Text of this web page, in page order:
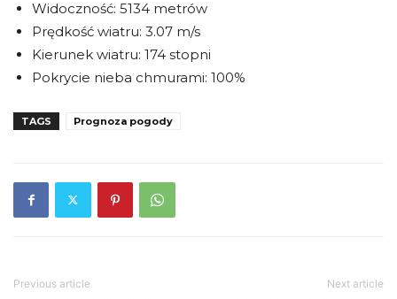
Widoczność: 5134 metrów
Prędkość wiatru: 3.07 m/s
Kierunek wiatru: 174 stopni
Pokrycie nieba chmurami: 100%
TAGS Prognoza pogody
Previous article Next article